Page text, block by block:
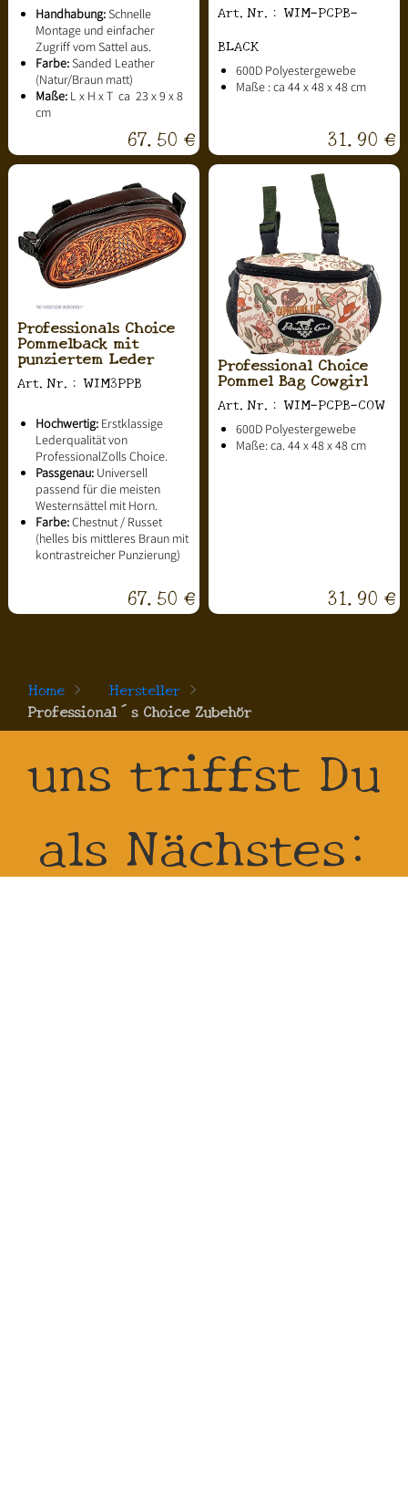
Handhabung:Schnelle
Montage und einfacher
Zugriff vom Sattel aus.
Farbe:Sanded Leather
(Natur/Braun matt)
Maße: L x H x T ca 23 x 9 x 8
cm
67.50 €
Art.Nr.: WIM-PCPB-
BLACK
600D Polyestergewebe
Maße : ca 44 x 48 x 48 cm
31.90 €
Professionals Choice
Pommelback mit
punziertem Leder
Art.Nr.: WIM3PPB
Hochwertig: Erstklassige
Lederqualität von
ProfessionalZolls Choice.
Passgenau: Universell
passend für die meisten
Westernsättel mit Horn.
Farbe:Chestnut / Russet
(helles bis mittleres Braun mit
kontrastreicher Punzierung)
67.50 €
Professional Choice
Pommel Bag Cowgirl
Art.Nr.: WIM-PCPB-COW
600D Polyestergewebe
Maße: ca. 44 x 48 x 48 cm
31.90 €
Home > Hersteller >
Professional´s Choice Zubehör
uns triffst Du
als Nächstes: